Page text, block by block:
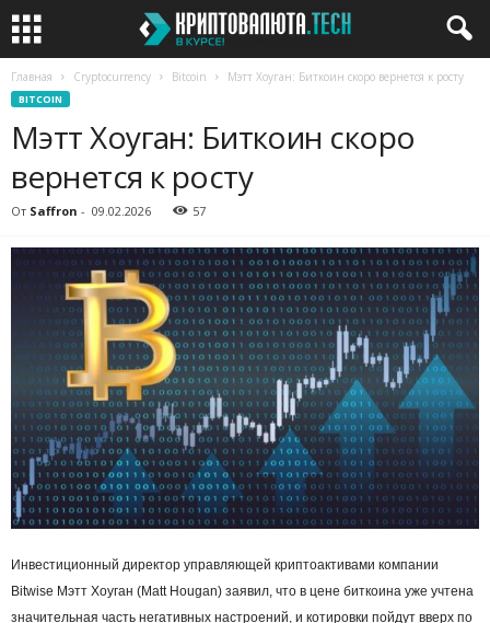
Главная Cryptocurrency Bitcoin Мэтт Хоуган: Биткоин скоро вернется к росту
BITCOIN
Мэтт Хоуган: Биткоин скоро
вернется к росту
От Saffron - 09.02.2026 57
Инвестиционный директор управляющей криптоактивами компании
Bitwise Мэтт Хоуган (Matt Hougan) заявил, что в цене биткоина уже учтена
значительная часть негативных настроений, и котировки пойдут вверх по